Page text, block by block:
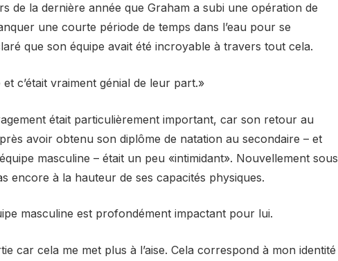
de la dernière année que Graham a subi une opération de
une courte période de temps dans l’eau pour se
que son équipe avait été incroyable à travers tout cela.
c’était vraiment génial de leur part.»
était particulièrement important, car son retour au
avoir obtenu son diplôme de natation au secondaire – et
masculine – était un peu «intimidant». Nouvellement sous
encore à la hauteur de ses capacités physiques.
masculine est profondément impactant pour lui.
car cela me met plus à l’aise. Cela correspond à mon identité